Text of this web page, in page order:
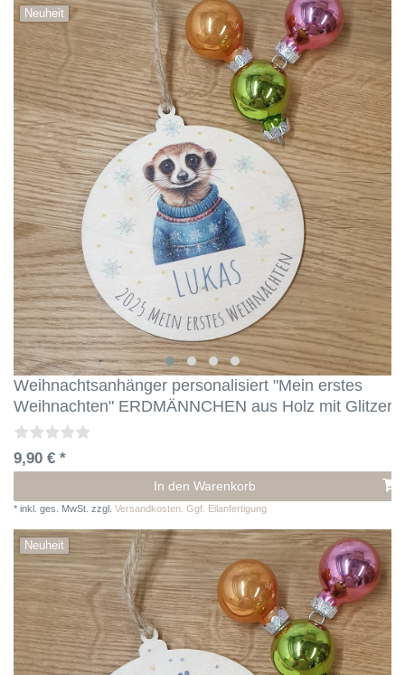
Neuheit
Weihnachtsanhänger personalisiert "Mein erstes
Weihnachten" ERDMÄNNCHEN aus Holz mit Glitzer
9,90 € *
In den Warenkorb
* inkl. ges. MwSt. zzgl. Versandkosten. Ggf. Eilanfertigung
Neuheit